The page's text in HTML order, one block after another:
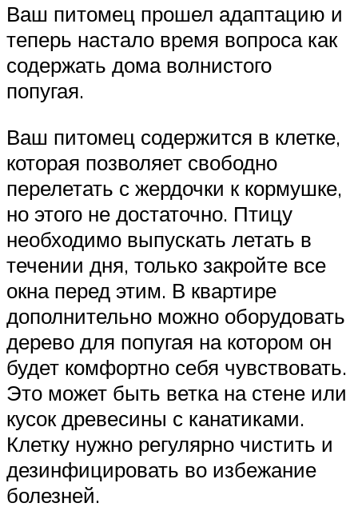
Ваш питомец прошел адаптацию и
теперь настало время вопроса как
содержать дома волнистого
попугая.
Ваш питомец содержится в клетке,
которая позволяет свободно
перелетать с жердочки к кормушке,
но этого не достаточно. Птицу
необходимо выпускать летать в
течении дня, только закройте все
окна перед этим. В квартире
дополнительно можно оборудовать
дерево для попугая на котором он
будет комфортно себя чувствовать.
Это может быть ветка на стене или
кусок древесины с канатиками.
Клетку нужно регулярно чистить и
дезинфицировать во избежание
болезней.